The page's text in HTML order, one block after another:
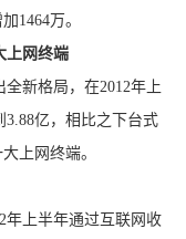
1464万。
上网终端
新格局，在2012年上
亿，相比之下台式
上网终端。
上半年通过互联网收